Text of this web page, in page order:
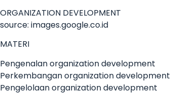
ORGANIZATION DEVELOPMENT
source: images.google.co.id
MATERI
Pengenalan organization development
Perkembangan organization development
Pengelolaan organization development